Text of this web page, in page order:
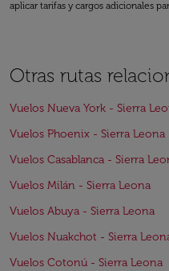
aplicar tarifas y cargos adicionales
Otras rutas
Vuelos Nueva York - Sierra
Vuelos Phoenix - Sierra Leona
Vuelos Casablanca - Sierra
Vuelos Milán - Sierra Leona
Vuelos Abuya - Sierra Leona
Vuelos Nuakchot - Sierra
Vuelos Cotonú - Sierra Leona